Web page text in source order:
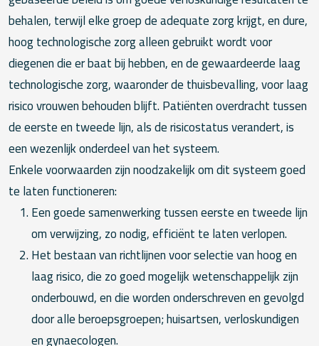
behalen, terwijl elke groep de adequate zorg krijgt, en dure,
hoog technologische zorg alleen gebruikt wordt voor
diegenen die er baat bij hebben, en de gewaardeerde laag
technologische zorg, waaronder de thuisbevalling, voor laag
risico vrouwen behouden blijft. Patiënten overdracht tussen
de eerste en tweede lijn, als de risicostatus verandert, is
een wezenlijk onderdeel van het systeem.
Enkele voorwaarden zijn noodzakelijk om dit systeem goed
te laten functioneren:
Een goede samenwerking tussen eerste en tweede lijn
om verwijzing, zo nodig, efficiënt te laten verlopen.
Het bestaan van richtlijnen voor selectie van hoog en
laag risico, die zo goed mogelijk wetenschappelijk zijn
onderbouwd, en die worden onderschreven en gevolgd
door alle beroepsgroepen; huisartsen, verloskundigen
en gynaecologen.